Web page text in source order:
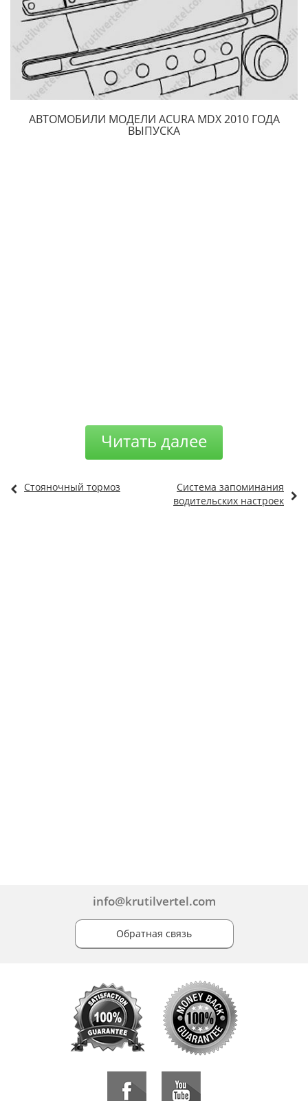
АВТОМОБИЛИ МОДЕЛИ ACURA MDX 2010 ГОДА
ВЫПУСКА
Читать далее
Стояночный тормоз
Система запоминания
водительских настроек
info@krutilvertel.com
Обратная связь